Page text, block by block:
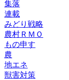
集落
連載
みどり戦略
農村ＲＭＯ
もの申す
農
地エネ
獣害対策